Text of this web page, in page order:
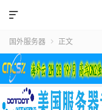

国外服务器  正文